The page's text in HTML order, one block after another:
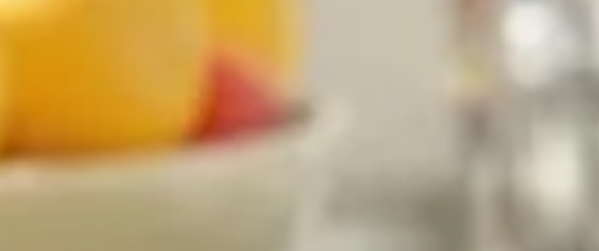
il est important de comprendre ce qui les attire et où ils aiment se cacher. Voyons cela de plus
présence.
réfugier :